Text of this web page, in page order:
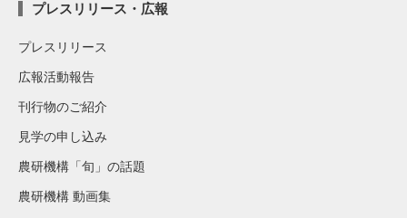
プレスリリース・広報
プレスリリース
広報活動報告
刊行物のご紹介
見学の申し込み
農研機構「旬」の話題
農研機構 動画集